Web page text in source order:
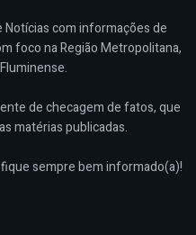
Notícias com informações de
foco na Região Metropolitana,
de checagem de fatos, que
matérias publicadas.
sempre bem informado(a)!